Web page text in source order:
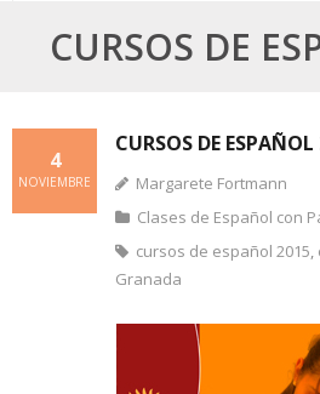
CURSOS DE
CURSOS DE
4
NOVIEMBRE
Margarete Fortmann
Clases de Español con
cursos de español 2015,
Granada